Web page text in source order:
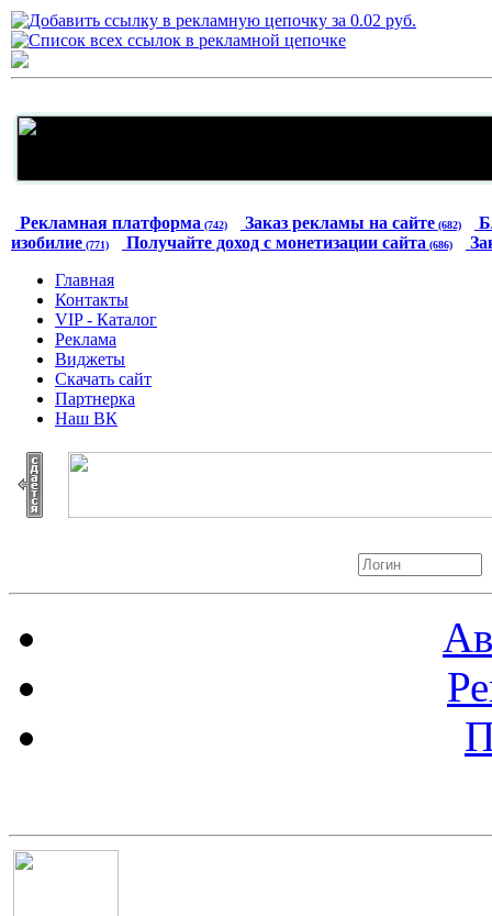
Рекламная платформа (742) Заказ рекламы на сайте (682)
изобилие (771) Получайте доход с монетизации сайта (686)
Главная
Контакты
VIP - Каталог
Реклама
Виджеты
Скачать сайт
Партнерка
Наш ВК